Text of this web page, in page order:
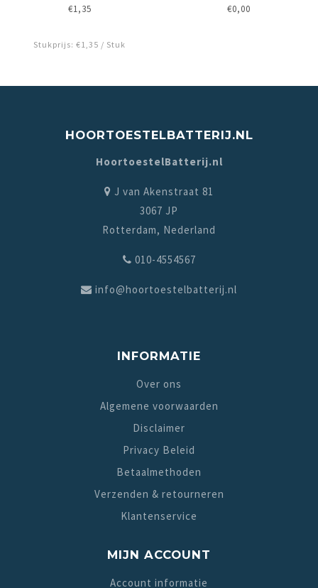
€1,35
Stukprijs: €1,35 / Stuk
LEVERBAAR
€0,00
HOORTOESTELBATTERIJ.NL
HoortoestelBatterij.nl
J van Akenstraat 81
3067 JP
Rotterdam, Nederland
010-4554567
info@hoortoestelbatterij.nl
INFORMATIE
Over ons
Algemene voorwaarden
Disclaimer
Privacy Beleid
Betaalmethoden
Verzenden & retourneren
Klantenservice
MIJN ACCOUNT
Account informatie